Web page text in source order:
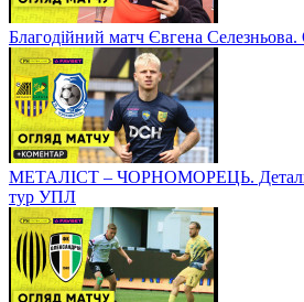
Благодійний матч Євгена Селезньова.
МЕТАЛІСТ – ЧОРНОМОРЕЦЬ.
тур УПЛ